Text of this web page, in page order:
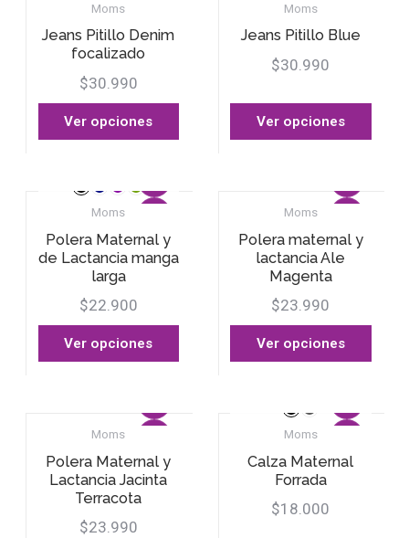
Moms
Jeans Pitillo Denim
focalizado
$30.990
Ver opciones
Moms
Jeans Pitillo Blue
$30.990
Ver opciones
Moms
Polera Maternal y
de Lactancia manga
larga
$22.900
Ver opciones
Moms
Polera maternal y
lactancia Ale
Magenta
$23.990
Ver opciones
Moms
Polera Maternal y
Lactancia Jacinta
Terracota
$23.990
Moms
Calza Maternal
Forrada
$18.000